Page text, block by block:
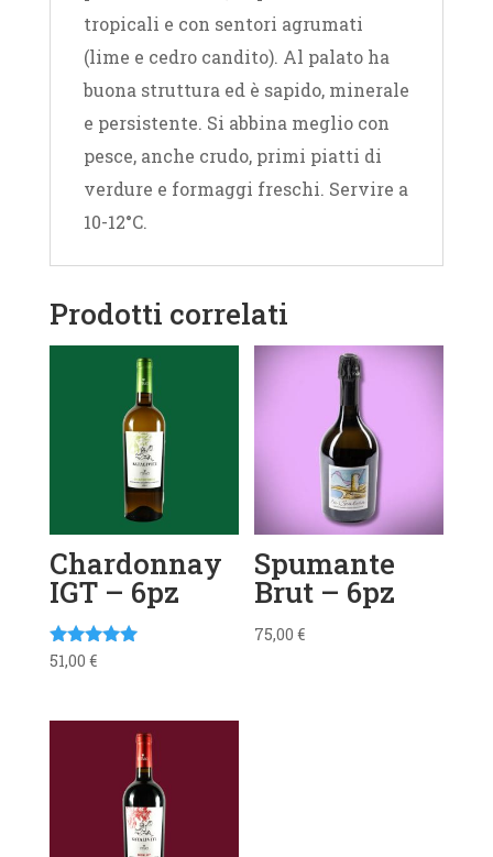
tropicali e con sentori agrumati
(lime e cedro candito). Al palato ha
buona struttura ed è sapido, minerale
e persistente. Si abbina meglio con
pesce, anche crudo, primi piatti di
verdure e formaggi freschi. Servire a
10-12°C.
Prodotti correlati
Chardonnay
IGT – 6pz
Valutato
51,00 €
Spumante
Brut – 6pz
75,00€